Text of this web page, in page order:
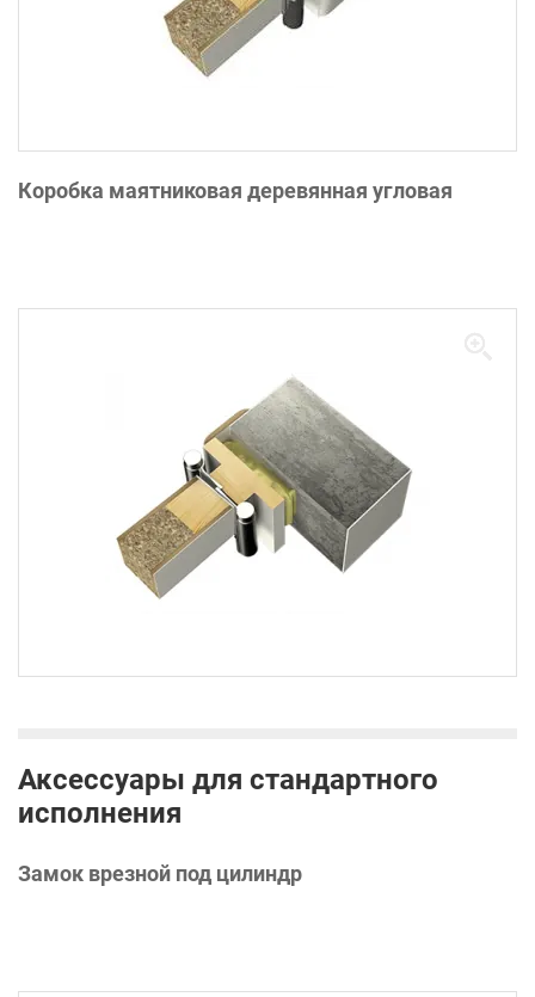
Коробка маятниковая деревянная угловая
Аксессуары для стандартного
исполнения
Замок врезной под цилиндр